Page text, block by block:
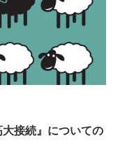
大接続』についての